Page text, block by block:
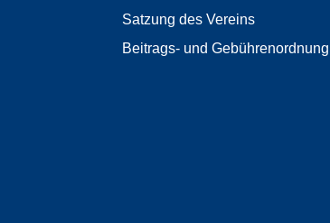
Satzung des Vereins
Beitrags- und Gebührenordnung